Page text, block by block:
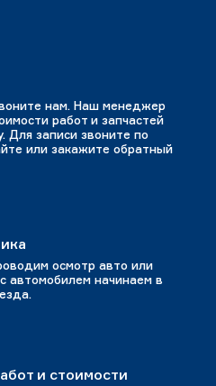
нам. Наш менеджер
работ и запчастей
Для записи звоните по
или закажите обратный
осмотр авто или
автомобилем начинаем в
и стоимости